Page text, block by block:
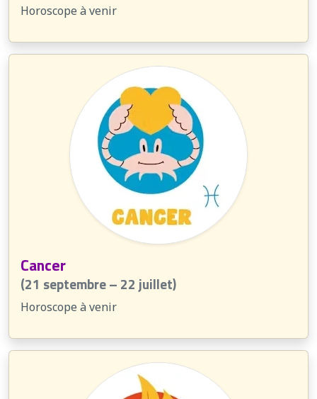
Horoscope à venir
Cancer
(21 septembre – 22 juillet)
Horoscope à venir